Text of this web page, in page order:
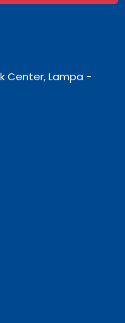
Center, Lampa -